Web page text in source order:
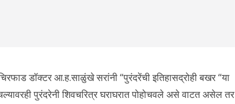
डॉक्टर आ.ह.साळुंखे सरांनी “पुरंदरेंची इतिहासद्रोही बखर “या
पुरंदरेनी शिवचरित्र घराघरात पोहोचवले असे वाटत असेल तर